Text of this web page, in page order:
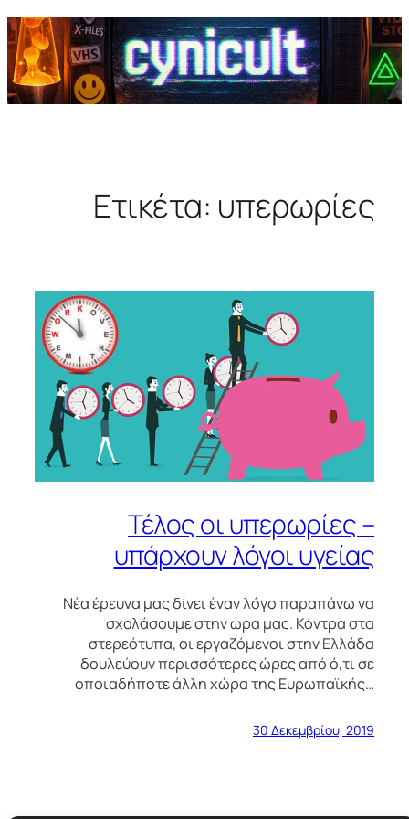
Ετικέτα: υπερωρίες
Τέλος οι υπερωρίες –
υπάρχουν λόγοι υγείας
Νέα έρευνα μας δίνει έναν λόγο παραπάνω να
σχολάσουμε στην ώρα μας. Κόντρα στα
στερεότυπα, οι εργαζόμενοι στην Ελλάδα
δουλεύουν περισσότερες ώρες από ό,τι σε
οποιαδήποτε άλλη χώρα της Ευρωπαϊκής…
30 Δεκεμβρίου, 2019